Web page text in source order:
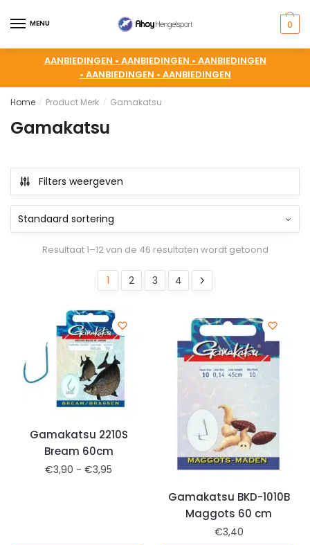
MENU 0
AANBIEDINGEN • AANBIEDINGEN • AANBIEDINGEN
• AANBIEDINGEN • AANBIEDINGEN
Home / Product Merk / Gamakatsu
Gamakatsu
Filters weergeven
Resultaat 1–12 van de 46 resultaten wordt getoond
1 2 3 4
Gamakatsu 2210S
Bream 60cm
€3,90 - €3,95
Gamakatsu BKD-1010B
Maggots 60 cm
€3,40